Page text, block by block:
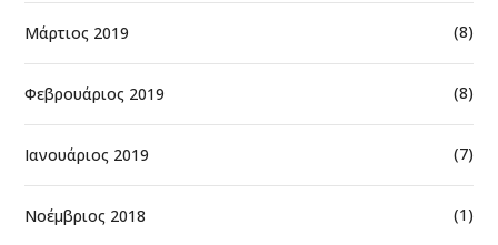
Μάρτιος 2019 (8)
Φεβρουάριος 2019 (8)
Ιανουάριος 2019 (7)
Νοέμβριος 2018 (1)